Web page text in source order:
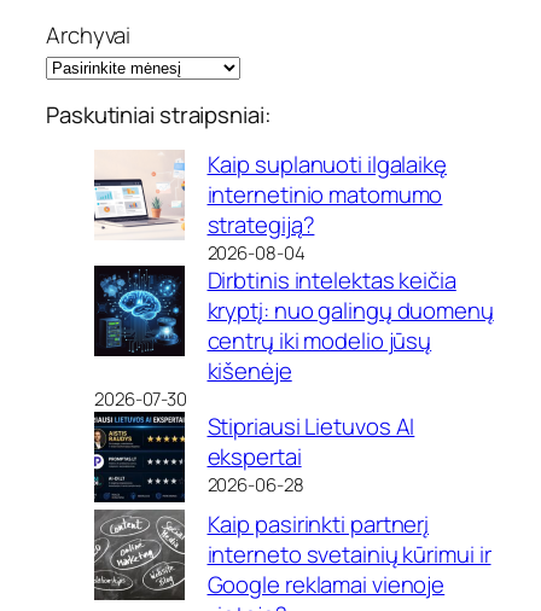
Archyvai
Paskutiniai straipsniai:
Kaip suplanuoti ilgalaikę
internetinio matomumo
strategiją?
2026-08-04
Dirbtinis intelektas keičia
kryptį: nuo galingų duomenų
centrų iki modelio jūsų
kišenėje
2026-07-30
Stipriausi Lietuvos AI
ekspertai
2026-06-28
Kaip pasirinkti partnerį
interneto svetainių kūrimui ir
Google reklamai vienoje